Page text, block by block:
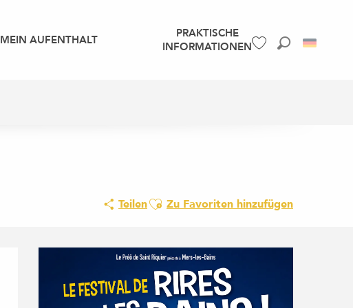
MEIN AUFENTHALT
PRAKTISCHE
INFORMATIONEN
TeilenAjouter aux favoris
Zu Favoriten hinzufügen